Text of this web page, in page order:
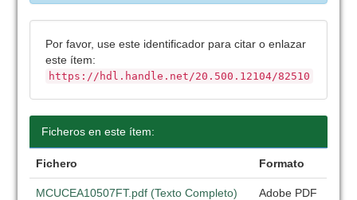
Por favor, use este identificador para citar o enlazar
este ítem:
https://hdl.handle.net/20.500.12104/82510
Ficheros en este ítem:
Fichero Formato
MCUCEA10507FT.pdf (Texto Completo) Adobe PDF